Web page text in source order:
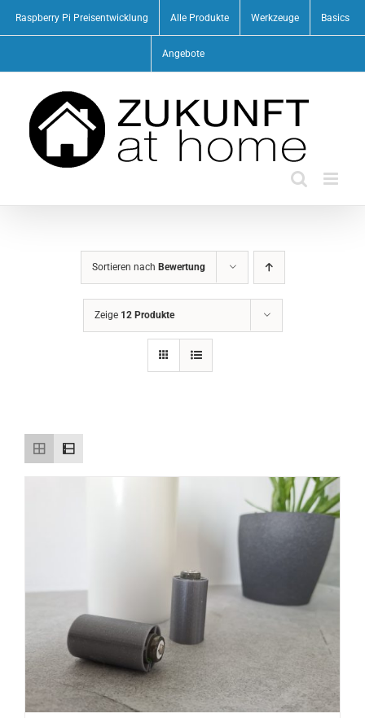
Raspberry Pi Preisentwicklung Alle Produkte Werkzeuge Basics
Angebote
Sortieren nach Bewertung
Zeige 12 Produkte